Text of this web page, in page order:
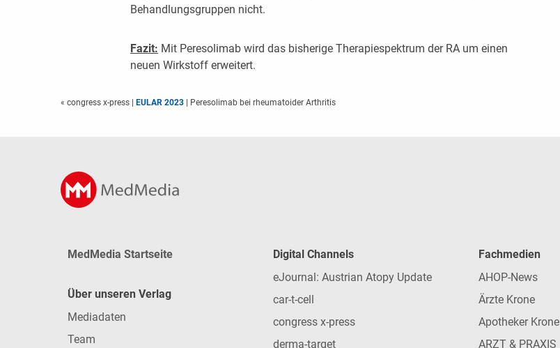
Behandlungsgruppen nicht.
Fazit: Mit Peresolimab wird das bisherige Therapiespektrum der RA um einen
neuen Wirkstoff erweitert.
« congress x-press EULAR 2023 | Peresolimab bei rheumatoider Arthritis
MedMedia Startseite
Über unseren Verlag
Mediadaten
Team
Digital Channels
eJournal: Austrian Atopy Update
car-t-cell
congress x-press
derma-target
Fachmedien
AHOP-News
Ärzte Krone
Apotheker Krone
ARZT & PRAXIS